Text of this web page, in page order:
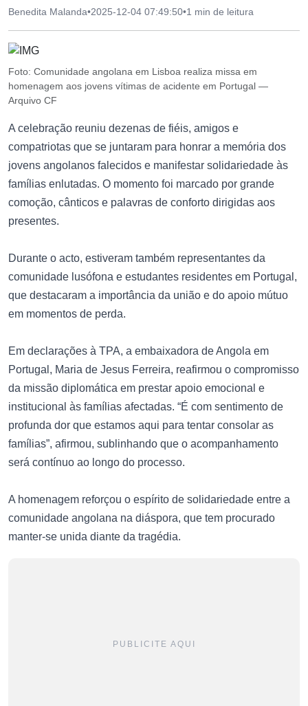
Benedita Malanda•2025-12-04 07:49:50•1 min de leitura
Foto: Comunidade angolana em Lisboa realiza missa em
homenagem aos jovens vítimas de acidente em Portugal —
Arquivo CF
A celebração reuniu dezenas de fiéis, amigos e
compatriotas que se juntaram para honrar a memória dos
jovens angolanos falecidos e manifestar solidariedade às
famílias enlutadas. O momento foi marcado por grande
comoção, cânticos e palavras de conforto dirigidas aos
presentes.
Durante o acto, estiveram também representantes da
comunidade lusófona e estudantes residentes em Portugal,
que destacaram a importância da união e do apoio mútuo
em momentos de perda.
Em declarações à TPA, a embaixadora de Angola em
Portugal, Maria de Jesus Ferreira, reafirmou o compromisso
da missão diplomática em prestar apoio emocional e
institucional às famílias afectadas. “É com sentimento de
profunda dor que estamos aqui para tentar consolar as
famílias”, afirmou, sublinhando que o acompanhamento
será contínuo ao longo do processo.
A homenagem reforçou o espírito de solidariedade entre a
comunidade angolana na diáspora, que tem procurado
manter-se unida diante da tragédia.
PUBLICITE AQUI